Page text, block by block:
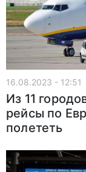
16.08.2023 - 12:51
Из 11
рейсы по
полететь